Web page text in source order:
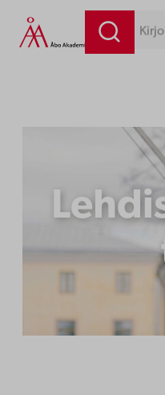
Siirry
sisältöön